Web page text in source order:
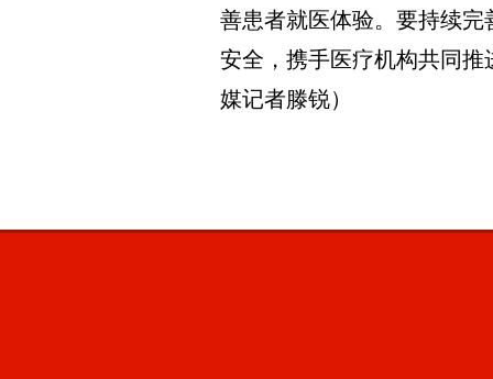
善患者就医体验。要持续
安全，携手医疗机构共同
媒记者滕锐）